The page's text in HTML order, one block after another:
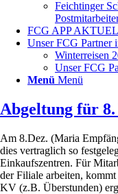
Feichtinger
FCG APP
Unser FCG Partner
Winterreisen
Unser FCG
Menü Menü
Abgeltung für
Am 8.Dez. (Maria
dies vertraglich so
Einkaufszentren. Für
der Filiale arbeiten, kommt
KV (z.B. Überstunden)